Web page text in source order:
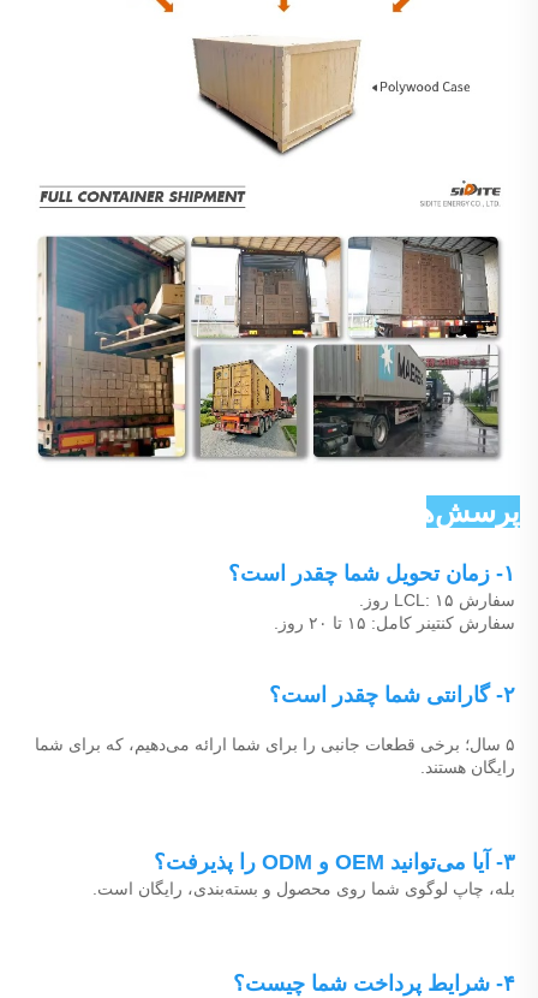
پرسش‌های رایج
۱- زمان تحویل شما چقدر است؟
سفارش LCL: ۱۵ روز.
سفارش کنتینر کامل: ۱۵ تا ۲۰ روز.
۲- گارانتی شما چقدر است؟
رایگان هستند.
۳- آیا می‌توانید OEM و ODM را پذیرفت؟
بله، چاپ لوگوی شما روی محصول و بسته‌بندی، رایگان است.
۴- شرایط پرداخت شما چیست؟